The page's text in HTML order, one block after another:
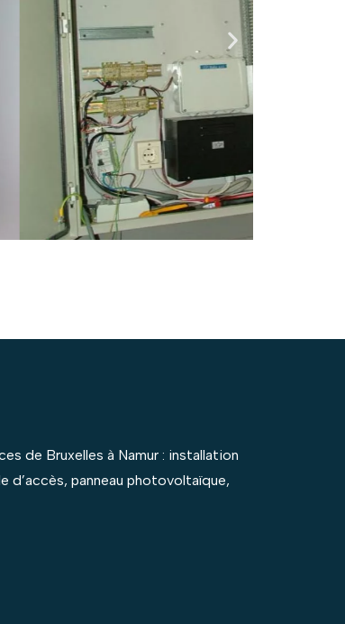
de Bruxelles à Namur : installation
d’accès, panneau photovoltaïque,